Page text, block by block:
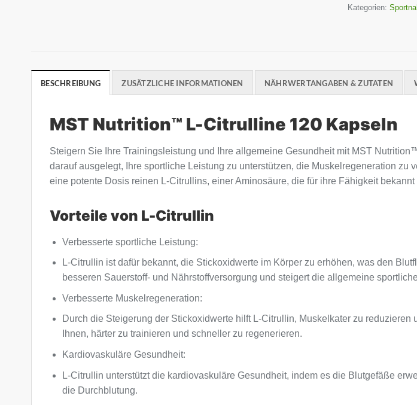
Kategorien:
BESCHREIBUNG ZUSÄTZLICHE INFORMATIONEN NÄHRWERTANGABEN & ZUTATEN
MST Nutrition™ L-Citrulline 120 Kapseln
Steigern Sie Ihre Trainingsleistung und Ihre allgemeine Gesundheit mit MST
darauf ausgelegt, Ihre sportliche Leistung zu unterstützen, die Muskelregeneration
eine potente Dosis reinen L-Citrullins, einer Aminosäure, die für ihre Fähigkeit
Vorteile von L-Citrullin
Verbesserte sportliche Leistung:
L-Citrullin ist dafür bekannt, die Stickoxidwerte im Körper zu erhöhen, was den
besseren Sauerstoff- und Nährstoffversorgung und steigert die allgemeine
Verbesserte Muskelregeneration:
Durch die Steigerung der Stickoxidwerte hilft L-Citrullin, Muskelkater zu
Ihnen, härter zu trainieren und schneller zu regenerieren.
Kardiovaskuläre Gesundheit:
L-Citrullin unterstützt die kardiovaskuläre Gesundheit, indem es die Blutgefäße
die Durchblutung.